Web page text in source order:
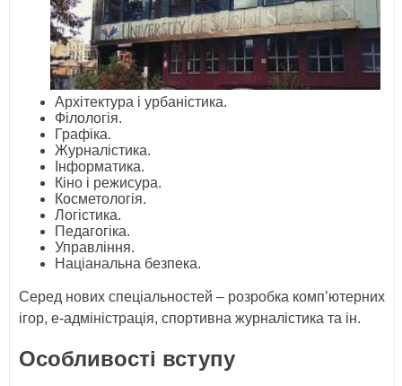
Архітектура і урбаністика.
Філологія.
Графіка.
Журналістика.
Інформатика.
Кіно і режисура.
Косметологія.
Логістика.
Педагогіка.
Управління.
Націанальна безпека.
Серед нових спеціальностей – розробка комп’ютерних
ігор, е-адміністрація, спортивна журналістика та ін.
Особливості вступу